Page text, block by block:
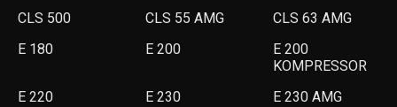
CLS 500
CLS 55 AMG
CLS 63 AMG
E 180
E 200
E 200
KOMPRESSOR
E 220
E 230
E 230 AMG